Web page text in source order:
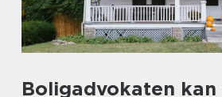
Boligadvokaten